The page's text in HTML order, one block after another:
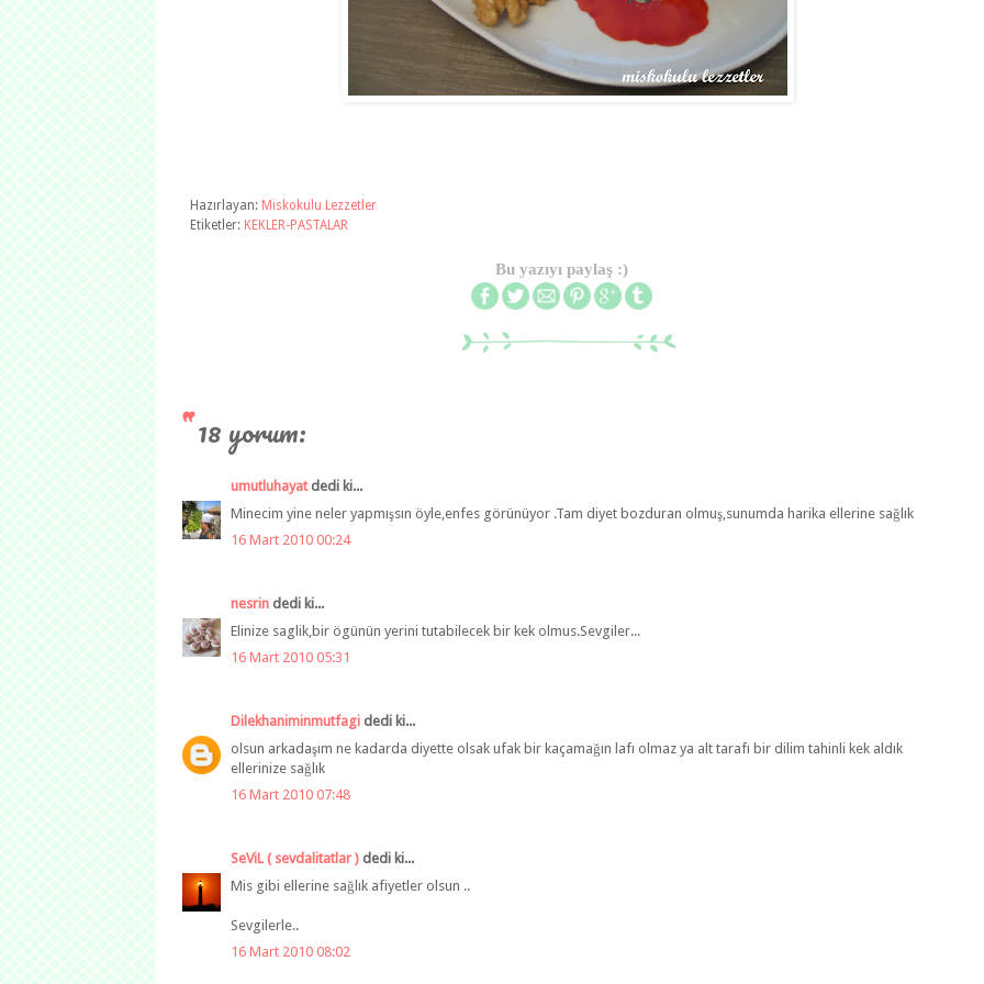
Hazırlayan: Miskokulu Lezzetler
Etiketler: KEKLER-PASTALAR
Bu yazıyı paylaş :)
18 yorum:
umutluhayatdedi ki...
Minecim yine neler yapmışsın öyle,enfes görünüyor .Tam diyet bozduran olmuş,sunumda harika ellerine sağlık
16 Mart 2010 00:24
nesrin dedi ki...
Elinize saglik,bir ögünün yerini tutabilecek bir kek olmus.Sevgiler...
16 Mart 2010 05:31
Dilekhaniminmutfagi dedi ki...
olsun arkadaşım ne kadarda diyette olsak ufak bir kaçamağın lafı olmaz ya alt tarafı bir dilim tahinli kek aldık
ellerinize sağlık
16 Mart 2010 07:48
SeViL ( sevdalitatlar ) dedi ki...
Mis gibi ellerine sağlık afiyetler olsun ..
Sevgilerle..
16 Mart 2010 08:02